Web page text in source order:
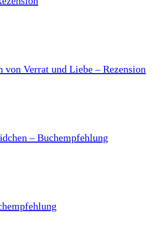
von Verrat und Liebe – Rezension
– Buchempfehlung